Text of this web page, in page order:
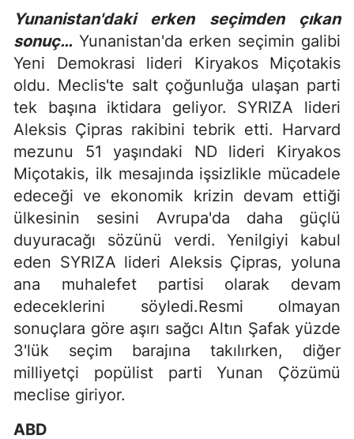
Yunanistan'daki erken seçimden çıkan
sonuç… Yunanistan'da erken seçimin galibi
Yeni Demokrasi lideri Kiryakos Miçotakis
oldu. Meclis'te salt çoğunluğa ulaşan parti
tek başına iktidara geliyor. SYRIZA lideri
Aleksis Çipras rakibini tebrik etti. Harvard
mezunu 51 yaşındaki ND lideri Kiryakos
Miçotakis, ilk mesajında işsizlikle mücadele
edeceği ve ekonomik krizin devam ettiği
ülkesinin sesini Avrupa'da daha güçlü
duyuracağı sözünü verdi. Yenilgiyi kabul
eden SYRIZA lideri Aleksis Çipras, yoluna
ana muhalefet partisi olarak devam
edeceklerini söyledi.Resmi olmayan
sonuçlara göre aşırı sağcı Altın Şafak yüzde
3'lük seçim barajına takılırken, diğer
milliyetçi popülist parti Yunan Çözümü
meclise giriyor.
ABD